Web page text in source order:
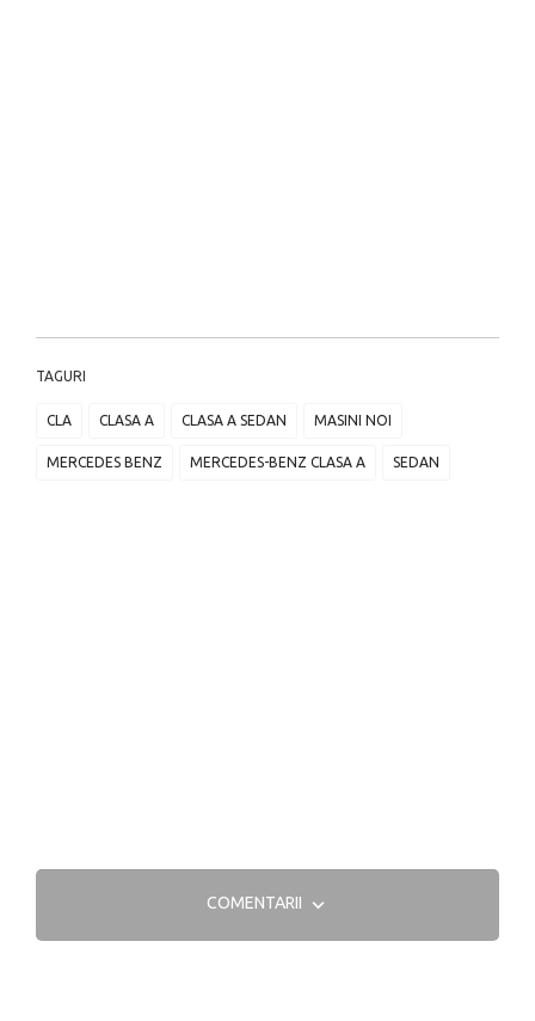
TAGURI
CLA CLASA A CLASA A SEDAN MASINI NOI
MERCEDES BENZ MERCEDES-BENZ CLASA A SEDAN
COMENTARII